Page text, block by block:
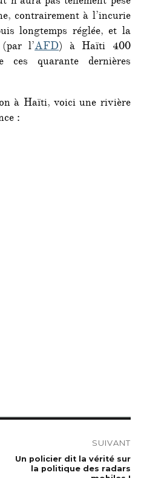
contrairement à l’incurie
longtemps réglée, et la
l’AFD) à Haïti 400
ces quarante dernières
à Haïti, voici une rivière
:
SUIVANT
Publication
suivante :
Un policier dit la vérité sur
la politique des radars